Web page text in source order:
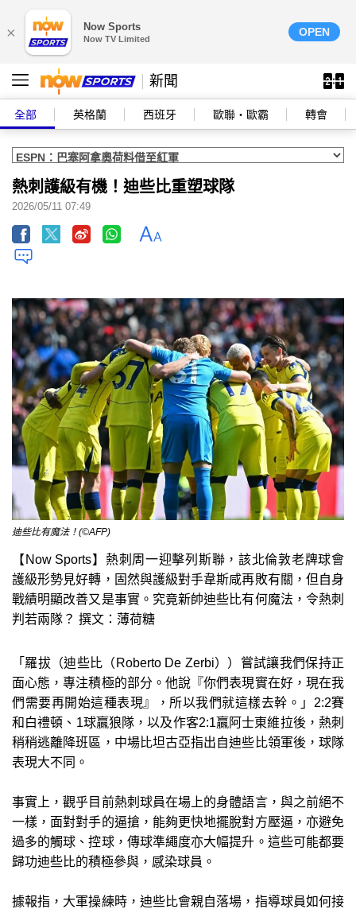
× Now Sports
Now TV Limited
OPEN
新聞
全部 英格蘭 西班牙 歐聯‧歐霸 轉會
熱刺護級有機！迪些比重塑球隊
2026/05/11 07:49
迪些比有魔法！(©AFP)
【Now Sports】熱刺周一迎擊列斯聯，該北倫敦老牌球會
護級形勢見好轉，固然與護級對手韋斯咸再敗有關，但自身
戰績明顯改善又是事實。究竟新帥迪些比有何魔法，令熱刺
判若兩隊？ 撰文：薄荷糖
「羅拔（迪些比（Roberto De Zerbi））嘗試讓我們保持正
面心態，專注積極的部分。他說『你們表現實在好，現在我
們需要再開始這種表現』，所以我們就這樣去幹。」2:2賽
和白禮頓、1球贏狼隊，以及作客2:1贏阿士東維拉後，熱刺
稍稍逃離降班區，中場比坦古亞指出自迪些比領軍後，球隊
表現大不同。
事實上，觀乎目前熱刺球員在場上的身體語言，與之前絕不
一樣，面對對手的逼搶，能夠更快地擺脫對方壓逼，亦避免
過多的觸球、控球，傳球準繩度亦大幅提升。這些可能都要
歸功迪些比的積極參與，感染球員。
據報指，大軍操練時，迪些比會親自落場，指導球員如何接